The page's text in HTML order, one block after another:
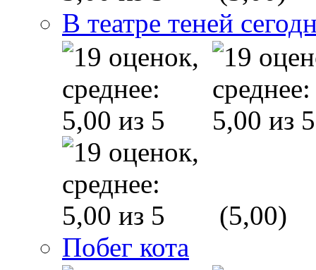
В театре теней
(5,00)
Побег кота